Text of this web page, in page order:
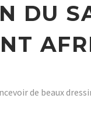
DU
de beaux